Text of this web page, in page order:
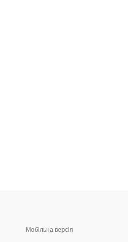
Мобільна версія